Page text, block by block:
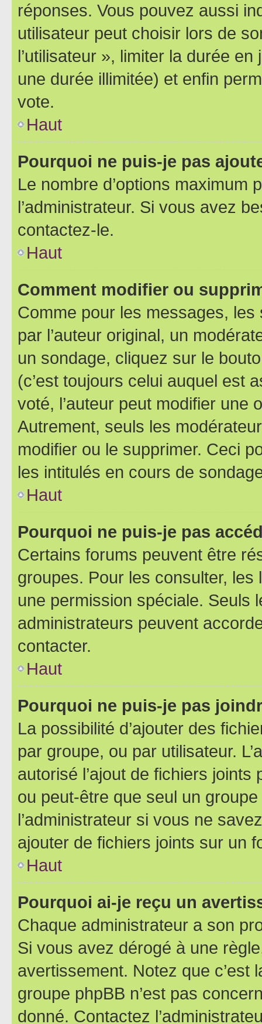
réponses. Vous pouvez aussi
utilisateur peut choisir lors de
l’utilisateur », limiter la durée
une durée illimitée) et enfin
vote.
Haut
Pourquoi ne puis-je pas
Le nombre d’options maximum
l’administrateur. Si vous avez
contactez-le.
Haut
Comment modifier ou
Comme pour les messages,
par l’auteur original, un
un sondage, cliquez sur le
(c’est toujours celui auquel est
voté, l’auteur peut modifier une
Autrement, seuls les
modifier ou le supprimer. Ceci
les intitulés en cours de
Haut
Pourquoi ne puis-je pas
Certains forums peuvent être
groupes. Pour les consulter,
une permission spéciale. Seuls
administrateurs peuvent
contacter.
Haut
Pourquoi ne puis-je pas
La possibilité d’ajouter des
par groupe, ou par utilisateur.
autorisé l’ajout de fichiers
ou peut-être que seul un
l’administrateur si vous ne
ajouter de fichiers joints sur un
Haut
Pourquoi ai-je reçu un
Chaque administrateur a son
Si vous avez dérogé à une
avertissement. Notez que c’est
groupe phpBB n’est pas
donné. Contactez